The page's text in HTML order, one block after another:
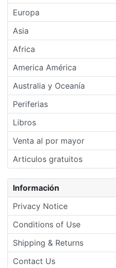
Europa
Asia
Africa
America América
Australia y Oceanía
Periferias
Libros
Venta al por mayor
Articulos gratuitos
Información
Privacy Notice
Conditions of Use
Shipping & Returns
Contact Us